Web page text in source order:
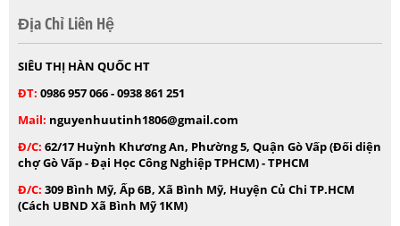
Địa Chỉ Liên Hệ
SIÊU THỊ HÀN QUỐC HT
ĐT: 0986 957 066 - 0938 861 251
Mail: nguyenhuutinh1806@gmail.com
Đ/C: 62/17 Huỳnh Khương An, Phường 5, Quận Gò Vấp (Đối diện
chợ Gò Vấp - Đại Học Công Nghiệp TPHCM) - TPHCM
Đ/C: 309 Bình Mỹ, Ấp 6B, Xã Bình Mỹ, Huyện Củ Chi TP.HCM
(Cách UBND Xã Bình Mỹ 1KM)